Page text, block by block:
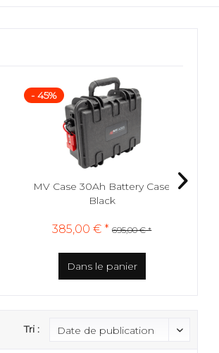
- 45%
MV Case 30Ah Battery Case
Black
385,00 € * 695,00 € *
Dans le panier
Tri :